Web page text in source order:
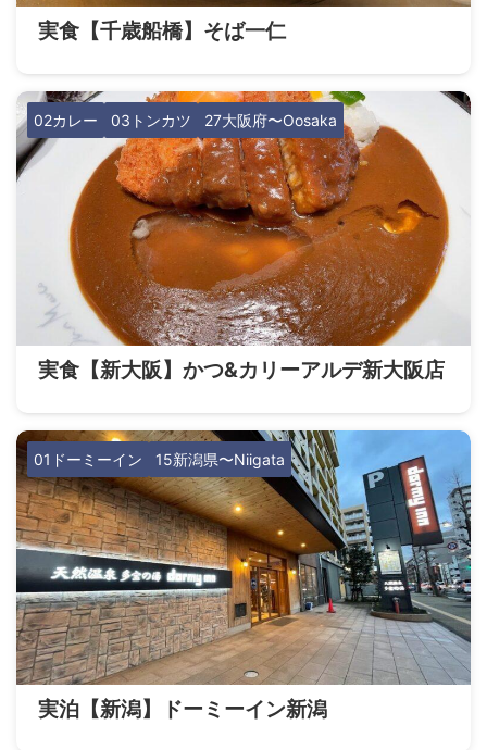
実食【千歳船橋】そば一仁
02カレー 03トンカツ 27大阪府〜Oosaka
実食【新大阪】かつ&カリーアルデ新大阪店
01ドーミーイン 15新潟県〜Niigata
実泊【新潟】ドーミーイン新潟